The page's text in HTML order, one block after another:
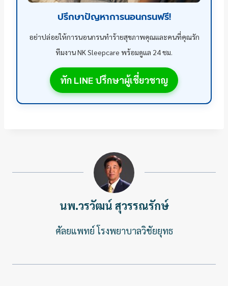
ปรึกษาปัญหาการนอนกรนฟรี!
อย่าปล่อยให้การนอนกรนทำร้ายสุขภาพคุณและคนที่คุณรัก
ทีมงาน NK Sleepcare พร้อมดูแล 24 ชม.
ทัก LINE ปรึกษาผู้เชี่ยวชาญ
นพ.วรวัฒน์ สุวรรณรักษ์
ศัลยแพทย์ โรงพยาบาลวิชัยยุทธ